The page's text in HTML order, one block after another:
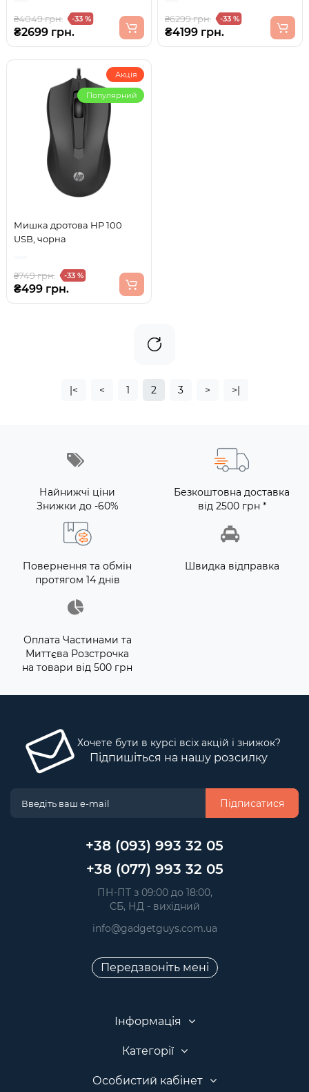
₴4049 грн. -33 %
₴2699 грн.
₴6299 грн. -33 %
₴4199 грн.
Акція
Популярний
Мишка дротова HP 100
USB, чорна
₴749 грн. -33 %
₴499 грн.
|< < 1 2 3 > >|
Найнижчі ціни
Знижки до -60%
Безкоштовна доставка
від 2500 грн *
Повернення та обмін
протягом 14 днів
Швидка відправка
Оплата Частинами та
Миттєва Розстрочка
на товари від 500 грн
Хочете бути в курсі всіх акцій і знижок?
Підпишіться на нашу розсилку
Підписатися
+38 (093) 993 32 05
+38 (077) 993 32 05
ПН-ПТ з 09:00 до 18:00,
СБ, НД - вихідний
info@gadgetguys.com.ua
Передзвоніть мені
Інформація
Категорії
Особистий кабінет